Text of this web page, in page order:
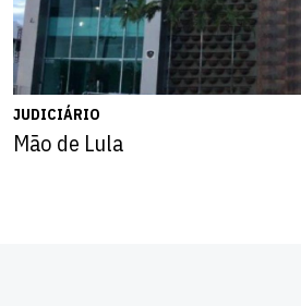
JUDICIÁRIO
Mão de Lula